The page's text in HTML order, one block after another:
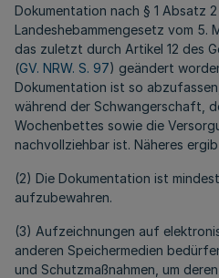
Dokumentation nach § 1 Absatz 2
Landeshebammengesetz vom 5.
das zuletzt durch Artikel 12 des
(GV. NRW. S. 97) geändert
Dokumentation ist so
während der Schwangerschaft,
Wochenbettes sowie die
nachvollziehbar ist. Näheres
(2) Die Dokumentation ist
aufzubewahren.
(3) Aufzeichnungen auf
anderen Speichermedien
und Schutzmaßnahmen, um